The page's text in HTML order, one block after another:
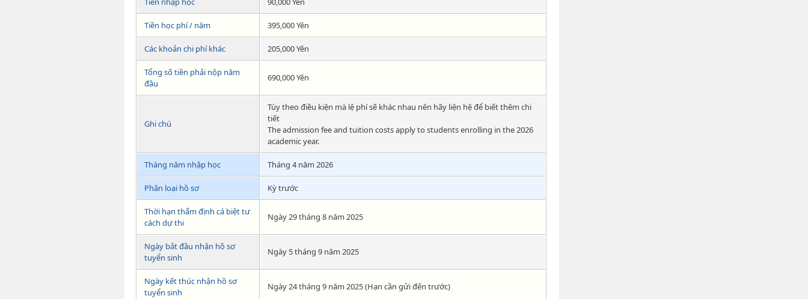
Tiền học phí / năm 395,000 Yên
Các khoản chi phí khác 205,000 Yên
Tổng số tiền phải nộp năm
đầu
690,000 Yên
Ghi chú
Tùy theo điều kiện mà lệ phí sẽ khác nhau nên hãy liện hệ để biết thêm chi
tiết
The admission fee and tuition costs apply to students enrolling in the 2026
academic year.
Tháng năm nhập học Tháng 4 năm 2026
Phân loại hồ sơ Kỳ trước
Thời hạn thẩm định cá biệt tư
cách dự thi
Ngày 29 tháng 8 năm 2025
Ngày bắt đầu nhận hồ sơ
tuyển sinh
Ngày 5 tháng 9 năm 2025
Ngày kết thúc nhận hồ sơ
tuyển sinh
Ngày 24 tháng 9 năm 2025 (Hạn cần gửi đến trước)